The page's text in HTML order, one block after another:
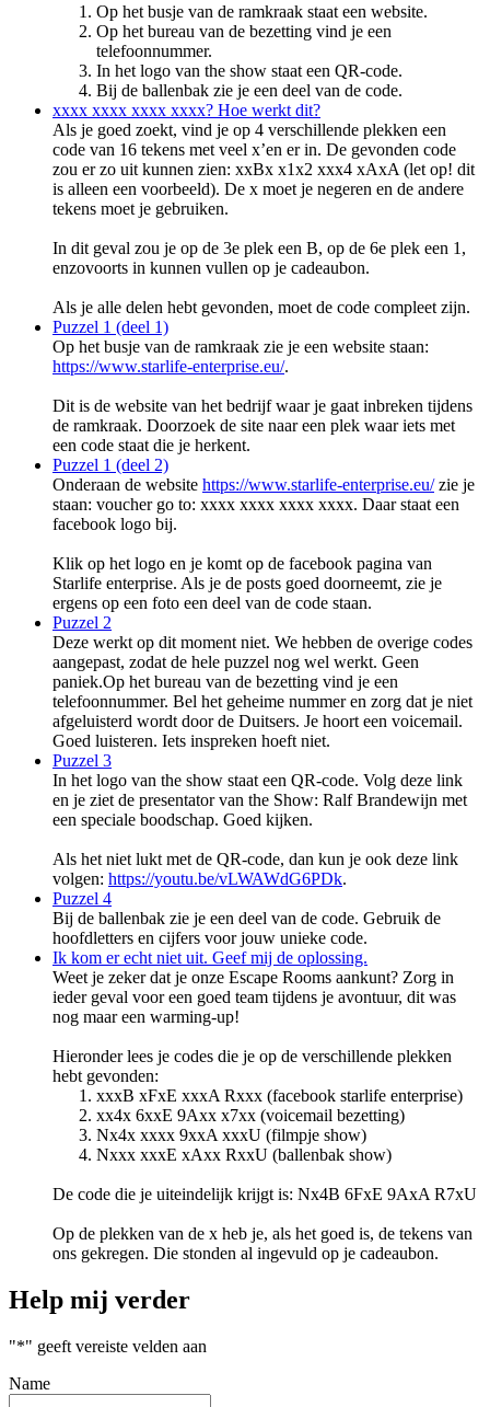
Op het busje van de ramkraak staat een website.
Op het bureau van de bezetting vind je een
telefoonnummer.
In het logo van the show staat een QR-code.
Bij de ballenbak zie je een deel van de code.
xxxx xxxx xxxx xxxx? Hoe werkt dit?
Als je goed zoekt, vind je op 4 verschillende plekken een
code van 16 tekens met veel x’en er in. De gevonden code
zou er zo uit kunnen zien: xxBx x1x2 xxx4 xAxA (let op! dit
is alleen een voorbeeld). De x moet je negeren en de andere
tekens moet je gebruiken.
In dit geval zou je op de 3e plek een B, op de 6e plek een 1,
enzovoorts in kunnen vullen op je cadeaubon.
Als je alle delen hebt gevonden, moet de code compleet zijn.
Puzzel 1 (deel 1)
Op het busje van de ramkraak zie je een website staan:
https://www.starlife-enterprise.eu/.
Dit is de website van het bedrijf waar je gaat inbreken tijdens
de ramkraak. Doorzoek de site naar een plek waar iets met
een code staat die je herkent.
Puzzel 1 (deel 2)
Onderaan de website https://www.starlife-enterprise.eu/zie je
staan: voucher go to: xxxx xxxx xxxx xxxx. Daar staat een
facebook logo bij.
Klik op het logo en je komt op de facebook pagina van
Starlife enterprise. Als je de posts goed doorneemt, zie je
ergens op een foto een deel van de code staan.
Puzzel 2
Deze werkt op dit moment niet. We hebben de overige codes
aangepast, zodat de hele puzzel nog wel werkt. Geen
paniek.Op het bureau van de bezetting vind je een
telefoonnummer. Bel het geheime nummer en zorg dat je niet
afgeluisterd wordt door de Duitsers. Je hoort een voicemail.
Goed luisteren. Iets inspreken hoeft niet.
Puzzel 3
In het logo van the show staat een QR-code. Volg deze link
en je ziet de presentator van the Show: Ralf Brandewijn met
een speciale boodschap. Goed kijken.
Als het niet lukt met de QR-code, dan kun je ook deze link
volgen: https://youtu.be/vLWAWdG6PDk.
Puzzel 4
Bij de ballenbak zie je een deel van de code. Gebruik de
hoofdletters en cijfers voor jouw unieke code.
Ik kom er echt niet uit. Geef mij de oplossing.
Weet je zeker dat je onze Escape Rooms aankunt? Zorg in
ieder geval voor een goed team tijdens je avontuur, dit was
nog maar een warming-up!
Hieronder lees je codes die je op de verschillende plekken
hebt gevonden:
xxxB xFxE xxxA Rxxx (facebook starlife enterprise)
xx4x 6xxE 9Axx x7xx (voicemail bezetting)
Nx4x xxxx 9xxA xxxU (filmpje show)
Nxxx xxxE xAxx RxxU (ballenbak show)
De code die je uiteindelijk krijgt is: Nx4B 6FxE 9AxA R7xU
Op de plekken van de x heb je, als het goed is, de tekens van
ons gekregen. Die stonden al ingevuld op je cadeaubon.
Help mij verder
"*" geeft vereiste velden aan
Name